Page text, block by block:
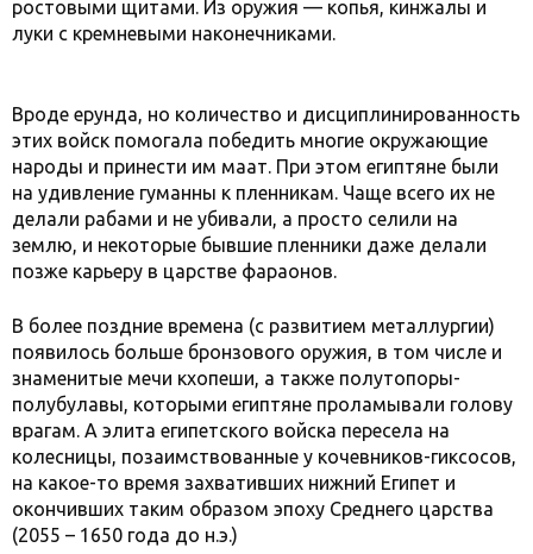
ростовыми щитами. Из оружия — копья, кинжалы и
луки с кремневыми наконечниками.
Вроде ерунда, но количество и дисциплинированность
этих войск помогала победить многие окружающие
народы и принести им маат. При этом египтяне были
на удивление гуманны к пленникам. Чаще всего их не
делали рабами и не убивали, а просто селили на
землю, и некоторые бывшие пленники даже делали
позже карьеру в царстве фараонов.
В более поздние времена (с развитием металлургии)
появилось больше бронзового оружия, в том числе и
знаменитые мечи кхопеши, а также полутопоры-
полубулавы, которыми египтяне проламывали голову
врагам. А элита египетского войска пересела на
колесницы, позаимствованные у кочевников-гиксосов,
на какое-то время захвативших нижний Египет и
окончивших таким образом эпоху Среднего царства
(2055 – 1650 года до н.э.)